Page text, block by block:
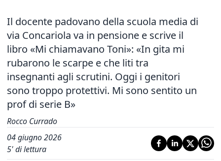
Il docente padovano della scuola media di
via Concariola va in pensione e scrive il
libro «Mi chiamavano Toni»: «In gita mi
rubarono le scarpe e che liti tra
insegnanti agli scrutini. Oggi i genitori
sono troppo protettivi. Mi sono sentito un
prof di serie B»
Rocco Currado
04 giugno 2026
5' di lettura